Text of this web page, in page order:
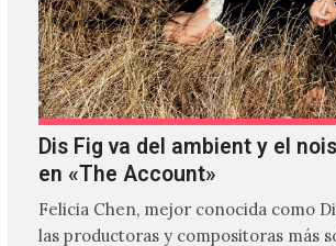
Dis Fig va del ambient y el
en «The Account»
Felicia Chen, mejor conocida como
las productoras y compositoras más